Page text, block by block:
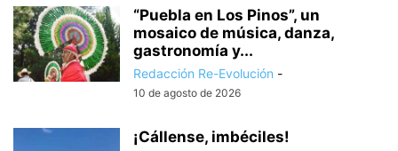
“Puebla en Los Pinos”, un
mosaico de música, danza,
gastronomía y...
Redacción Re-Evolución -
10 de agosto de 2026
¡Cállense, imbéciles!